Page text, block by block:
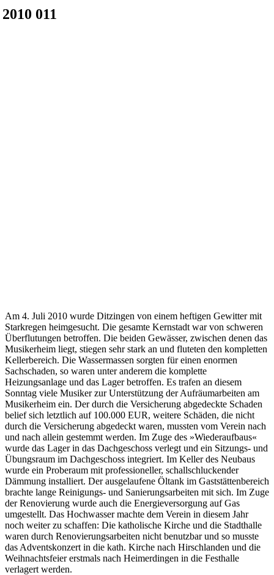
Am 4. Juli 2010 wurde Ditzingen von einem heftigen Gewitter mit
Starkregen heimgesucht. Die gesamte Kernstadt war von schweren
Überflutungen betroffen. Die beiden Gewässer, zwischen denen das
Musikerheim liegt, stiegen sehr stark an und fluteten den kompletten
Kellerbereich. Die Wassermassen sorgten für einen enormen
Sachschaden, so waren unter anderem die komplette
Heizungsanlage und das Lager betroffen. Es trafen an diesem
Sonntag viele Musiker zur Unterstützung der Aufräumarbeiten am
Musikerheim ein. Der durch die Versicherung abgedeckte Schaden
belief sich letztlich auf 100.000 EUR, weitere Schäden, die nicht
durch die Versicherung abgedeckt waren, mussten vom Verein nach
und nach allein gestemmt werden. Im Zuge des »Wiederaufbaus«
wurde das Lager in das Dachgeschoss verlegt und ein Sitzungs- und
Übungsraum im Dachgeschoss integriert. Im Keller des Neubaus
wurde ein Proberaum mit professioneller, schallschluckender
Dämmung installiert. Der ausgelaufene Öltank im Gaststättenbereich
brachte lange Reinigungs- und Sanierungsarbeiten mit sich. Im Zuge
der Renovierung wurde auch die Energieversorgung auf Gas
umgestellt. Das Hochwasser machte dem Verein in diesem Jahr
noch weiter zu schaffen: Die katholische Kirche und die Stadthalle
waren durch Renovierungsarbeiten nicht benutzbar und so musste
das Adventskonzert in die kath. Kirche nach Hirschlanden und die
Weihnachtsfeier erstmals nach Heimerdingen in die Festhalle
verlagert werden.